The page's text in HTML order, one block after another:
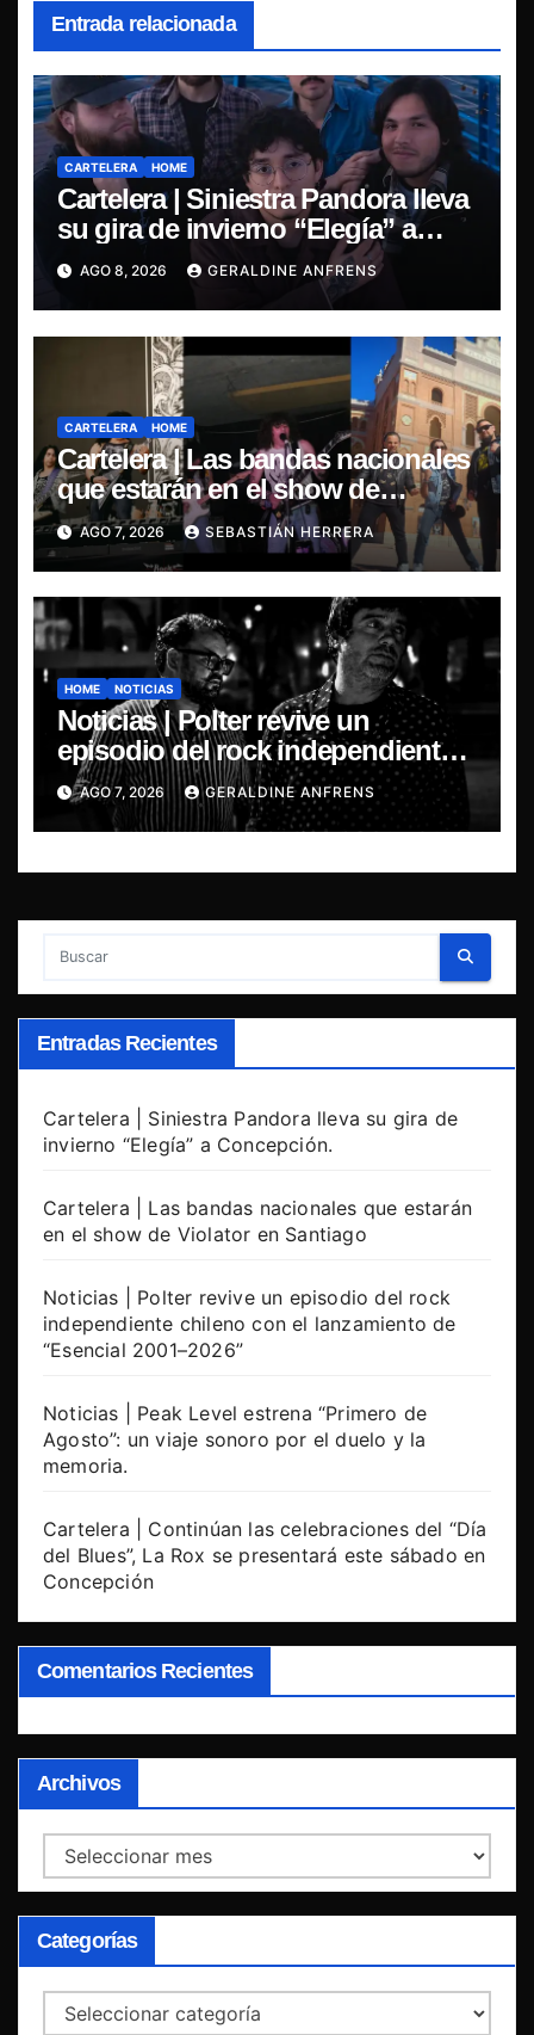
Entrada relacionada
CARTELERA HOME
Cartelera | Siniestra Pandora lleva
su gira de invierno “Elegía” a
Concepción.
AGO 8, 2026 GERALDINE ANFRENS
CARTELERA HOME
Cartelera | Las bandas nacionales
que estarán en el show de
Violator en Santiago
AGO 7, 2026 SEBASTIÁN HERRERA
HOME NOTICIAS
Noticias | Polter revive un
episodio del rock independiente
chileno con el lanzamiento de
“Esencial 2001–2026”
AGO 7, 2026 GERALDINE ANFRENS
Entradas Recientes
Cartelera | Siniestra Pandora lleva su gira de
invierno “Elegía” a Concepción.
Cartelera | Las bandas nacionales que estarán
en el show de Violator en Santiago
Noticias | Polter revive un episodio del rock
independiente chileno con el lanzamiento de
“Esencial 2001–2026”
Noticias | Peak Level estrena “Primero de
Agosto”: un viaje sonoro por el duelo y la
memoria.
Cartelera | Continúan las celebraciones del “Día
del Blues”, La Rox se presentará este sábado en
Concepción
Comentarios Recientes
Archivos
Archivos
Categorías
Categorías